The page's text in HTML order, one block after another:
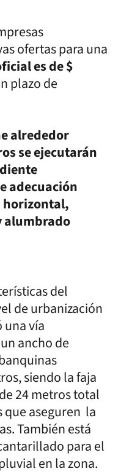
ofertas para una
es de $
plazo de
alrededor
se ejecutarán
adecuación
horizontal,
alumbrado
del
de urbanización
una vía
ancho de
siendo la faja
24 metros total
aseguren la
También está
para el
en la zona.